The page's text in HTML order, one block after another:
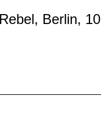
Berlin,